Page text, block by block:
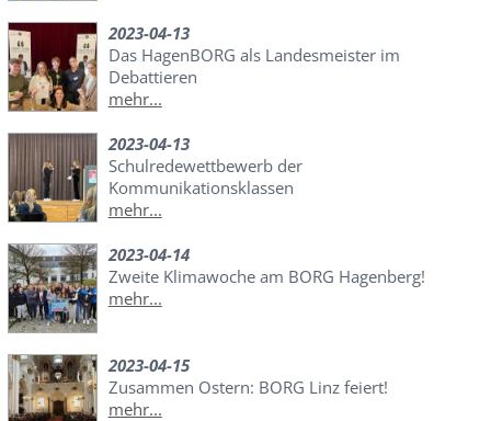
2023-04-13
Das HagenBORG als Landesmeister im
Debattieren
mehr...
2023-04-13
Schulredewettbewerb der
Kommunikationsklassen
mehr...
2023-04-14
Zweite Klimawoche am BORG Hagenberg!
mehr...
2023-04-15
Zusammen Ostern: BORG Linz feiert!
mehr...